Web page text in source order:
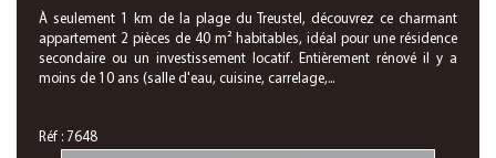
À seulement 1 km de la plage du Treustel, découvrez ce charmant
appartement 2 pièces de 40 m² habitables, idéal pour une résidence
secondaire ou un investissement locatif. Entièrement rénové il y a
moins de 10 ans (salle d'eau, cuisine, carrelage,...
Réf : 7648